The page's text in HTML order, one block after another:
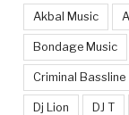
Akbal Music
Bondage Music
Criminal Bassline
Dj Lion DJ T